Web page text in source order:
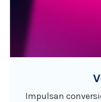
Impulsan